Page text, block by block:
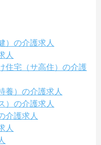
）の介護求人
人
住宅（サ高住）の介護
養）の介護求人
）の介護求人
介護求人
人